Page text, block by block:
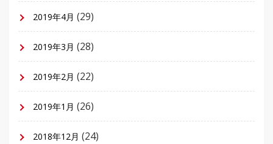
2019年4月 (29)
2019年3月 (28)
2019年2月 (22)
2019年1月 (26)
2018年12月 (24)